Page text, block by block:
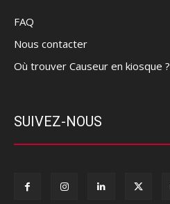
FAQ
Nous contacter
Où trouver Causeur en kiosque ?
SUIVEZ-NOUS